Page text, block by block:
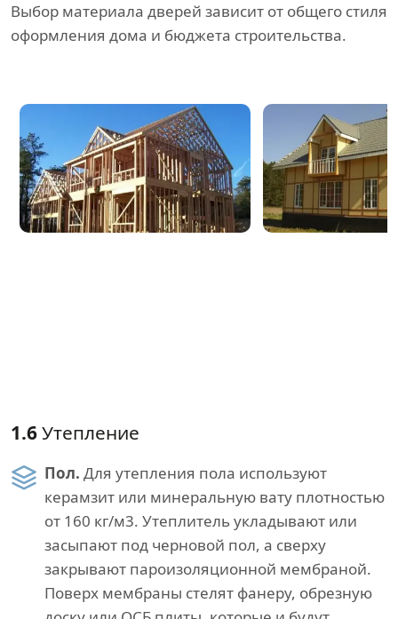
Выбор материала дверей зависит от общего стиля
оформления дома и бюджета строительства.
1.6Утепление
Пол. Для утепления пола используют
керамзит или минеральную вату плотностью
от 160 кг/м3. Утеплитель укладывают или
засыпают под черновой пол, а сверху
закрывают пароизоляционной мембраной.
Поверх мембраны стелят фанеру, обрезную